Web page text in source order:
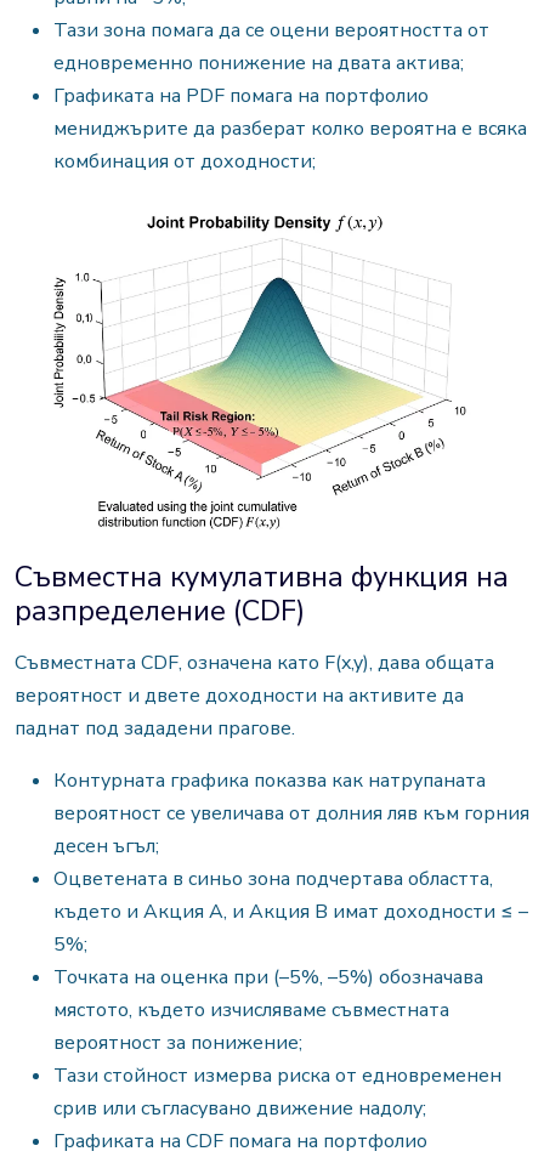
Тази зона помага да се оцени вероятността от
едновременно понижение на двата актива;
Графиката на PDF помага на портфолио
мениджърите да разберат колко вероятна е всяка
комбинация от доходности;
Съвместна кумулативна функция на
разпределение (CDF)
Съвместната CDF, означена като F(x,y), дава общата
вероятност и двете доходности на активите да
паднат под зададени прагове.
Контурната графика показва как натрупаната
вероятност се увеличава от долния ляв към горния
десен ъгъл;
Оцветената в синьо зона подчертава областта,
където и Акция A, и Акция B имат доходности ≤ –
5%;
Точката на оценка при (–5%, –5%) обозначава
мястото, където изчисляваме съвместната
вероятност за понижение;
Тази стойност измерва риска от едновременен
срив или съгласувано движение надолу;
Графиката на CDF помага на портфолио